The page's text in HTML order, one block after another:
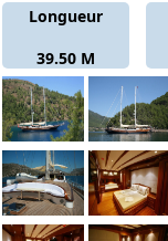
Longueur
39.50 M